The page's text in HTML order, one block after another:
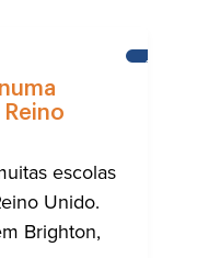
escolas
Unido.
Brighton,